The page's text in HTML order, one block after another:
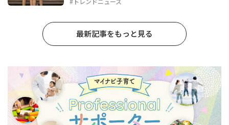
最新記事をもっと見る